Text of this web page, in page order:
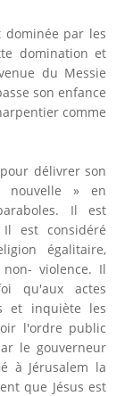
dominée par les
domination et
du Messie
son enfance
comme
délivrer son
nouvelle » en
Il est
est considéré
égalitaire,
violence. Il
qu'aux actes
et inquiète les
l'ordre public
le gouverneur
à Jérusalem la
que Jésus est